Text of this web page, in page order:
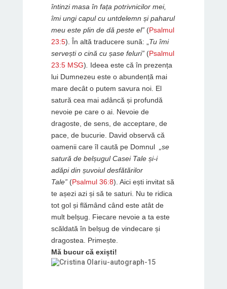
întinzi masa în fața potrivnicilor mei,
îmi ungi capul cu untdelemn și paharul
meu este plin de dă peste el” (Psalmul
23:5). În altă traducere sună: „ Tu îmi
servești o cină cu șase feluri” (Psalmul
23:5 MSG)
Ideea este că în prezența
lui Dumnezeu este o abundență mai
mare decât o putem savura noi. El
satură cea mai adâncă și profundă
nevoie pe care o ai. Nevoie de
dragoste, de sens, de acceptare, de
pace, de bucurie. David observă că
oamenii care îl caută pe Domnul„se
satură de belșugul Casei Tale și-i
adăpi din șuvoiul desfătărilor
Tale”(Psalmul 36:8). Aici ești invitat să
te așezi azi și să te saturi. Nu te ridica
tot gol și flămând când este atât de
mult belșug. Fiecare nevoie a ta este
scăldată în belșug de vindecare și
dragostea. Primește.
Mă bucur că exiști!